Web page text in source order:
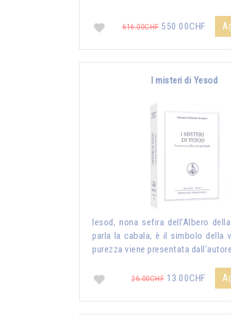
616.00CHF550.00CHF
I misteri di Yesod
Iesod, nona sefira dell’Albero
parla la cabala, è il simbolo della
purezza viene presentata
26.00CHF 13.00CHF